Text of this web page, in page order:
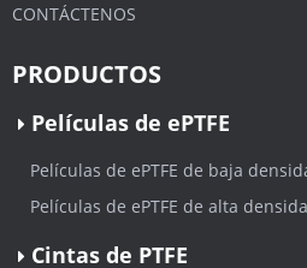
CONTÁCTENOS
PRODUCTOS
Películas de ePTFE
Películas de ePTFE de baja
Películas de ePTFE de alta
Cintas de PTFE